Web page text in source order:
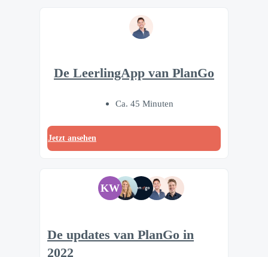
De LeerlingApp van PlanGo
Ca. 45 Minuten
Jetzt ansehen
KW
De updates van PlanGo in
2022